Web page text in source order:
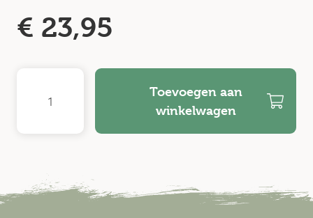
€ 23,95
Toevoegen aan
winkelwagen